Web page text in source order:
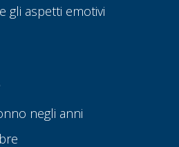
gli aspetti emotivi
negli anni